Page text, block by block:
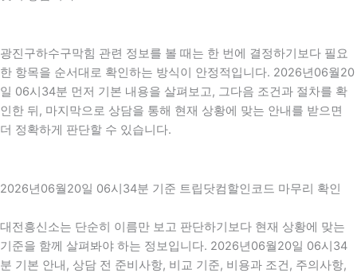
광진구하수구막힘 관련 정보를 볼 때는 한 번에 결정하기보다 필요
한 항목을 순서대로 확인하는 방식이 안정적입니다. 2026년06월20
일 06시34분 먼저 기본 내용을 살펴보고, 그다음 조건과 절차를 확
인한 뒤, 마지막으로 상담을 통해 현재 상황에 맞는 안내를 받으면
더 정확하게 판단할 수 있습니다.
2026년06월20일 06시34분 기준 트립닷컴할인코드 마무리 확인
대전흥신소는 단순히 이름만 보고 판단하기보다 현재 상황에 맞는
기준을 함께 살펴봐야 하는 정보입니다. 2026년06월20일 06시34
분 기본 안내, 상담 전 준비사항, 비교 기준, 비용과 조건, 주의사항,